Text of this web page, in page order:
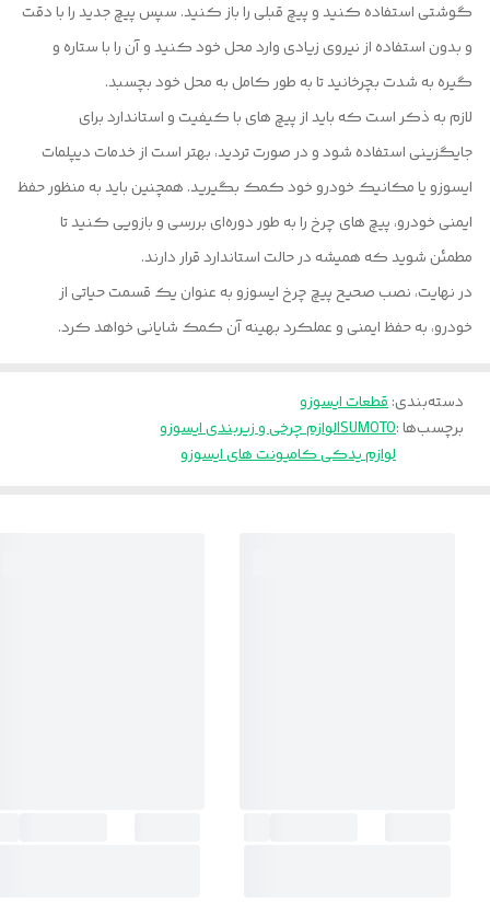
گوشتی استفاده کنید و پیچ قبلی را باز کنید. سپس پیچ جدید را با دقت
و بدون استفاده از نیروی زیادی وارد محل خود کنید و آن را با ستاره و
گیره به شدت بچرخانید تا به طور کامل به محل خود بچسبد.
لازم به ذکر است که باید از پیچ های با کیفیت و استاندارد برای
جایگزینی استفاده شود و در صورت تردید، بهتر است از خدمات دیپلمات
ایسوزو یا مکانیک خودرو خود کمک بگیرید. همچنین باید به منظور حفظ
ایمنی خودرو، پیچ های چرخ را به طور دوره‌ای بررسی و بازویی کنید تا
مطمئن شوید که همیشه در حالت استاندارد قرار دارند.
در نهایت، نصب صحیح پیچ چرخ ایسوزو به عنوان یک قسمت حیاتی از
خودرو، به حفظ ایمنی و عملکرد بهینه آن کمک شایانی خواهد کرد.
دسته‌بندی:قطعات ایسوزو
برچسب‌ها :ISUMOTOلوازم چرخی و زیربندی ایسوزو
لوازم یدکی کامیونت های ایسوزو